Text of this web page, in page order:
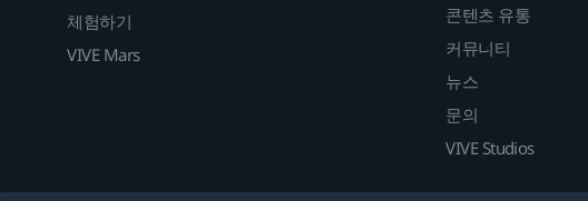
체험하기
VIVE Mars
콘텐츠 유통
커뮤니티
뉴스
문의
VIVE Studios